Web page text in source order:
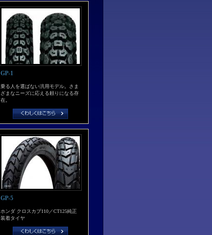
GP-1
乗る人を選ばない汎用モデル。さま
ざまなニーズに応える頼りになる存
在。
GP-5
ホンダ クロスカブ110／CT125純正
装着タイヤ